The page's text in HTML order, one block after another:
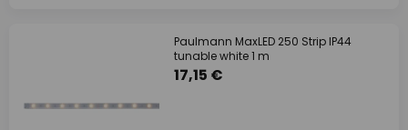
Paulmann MaxLED 250 Strip IP44
tunable white 1 m
17,15 €